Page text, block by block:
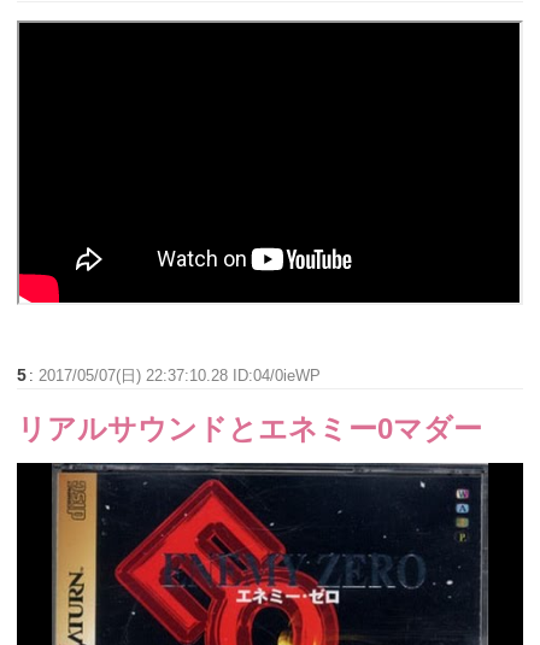
5 : 2017/05/07(日) 22:37:10.28 ID:04/0ieWP
リアルサウンドとエネミー0マダー